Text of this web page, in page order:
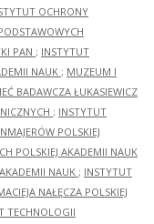
OCHRONY
PAN ; INSTYTUT
NAUK ; MUZEUM I
BADAWCZA ŁUKASIEWICZ
; INSTYTUT
POLSKIEJ
POLSKIEJ AKADEMII NAUK
NAUK ; INSTYTUT
NAŁĘCZA POLSKIEJ
TECHNOLOGII